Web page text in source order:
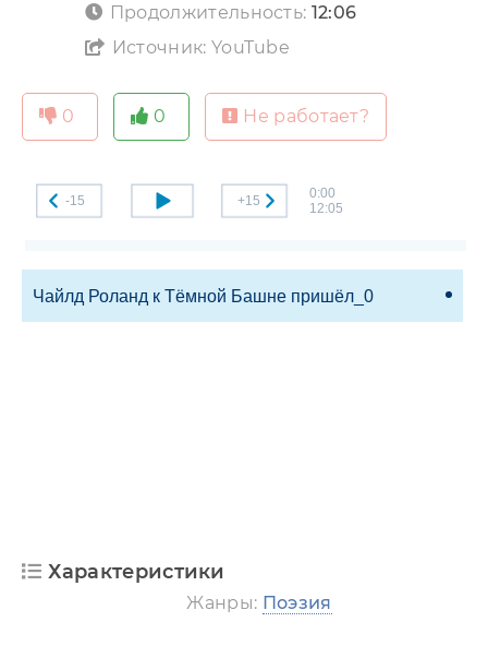
Продолжительность: 12:06
Источник: YouTube
0 0 Не работает?
-15 +15
0:00
12:05
Чайлд Роланд к Тёмной Башне пришёл_0
Характеристики
Жанры: Поэзия